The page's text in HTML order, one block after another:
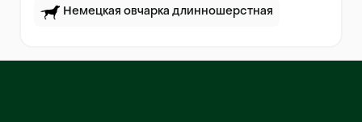
Немецкая овчарка длинношерстная